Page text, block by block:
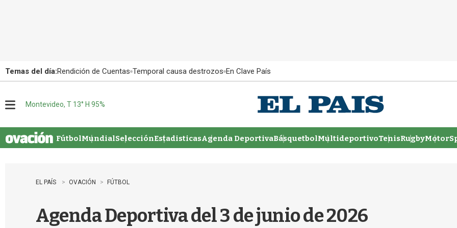
Temas del día:Rendición de Cuentas Temporal causa destrozos En Clave País
u
Montevideo, T 13° H 95%
FútbolMundialSelecciónEstadisticasAgenda DeportivaBásquetbolMultideportivoTenisRugby
EL PAÍS OVACIÓN FÚTBOL
Agenda Deportiva del 3 de junio de 2026